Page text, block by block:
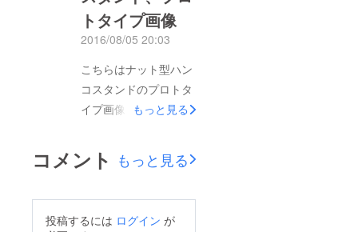
低減が実現しました。
現在、支援金7,000円
につきペンスタンド×
１個をリターンとして
おりますが、３パター
ンをひとつのセットと
いただきます。 ３パ
ターンのペンスタンド
メージだけのテストサ
イトですが、ここ自由
タートしています。こ
れから作品提供者をリ
クルートしてゆくので
自由が丘ガレージに作
いう工場関係者、おひ
とりメーカーの方がい
トタイプ画像
2016/08/05 20:03
こちらはナット型ハン
コスタンドのプロトタ
イプ画像です。 初期
サイズだと、ほんの少
し軽かったので、サイ
スッと抜ける、安定感
もっと見る
コメント もっと見る
投稿するには ログイン が